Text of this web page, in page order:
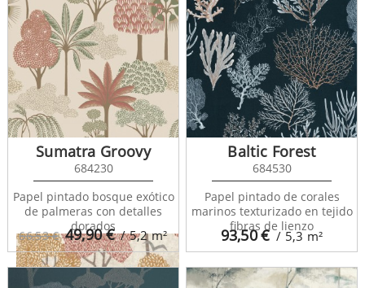
Central Park 682080
66,53 € 49,90€ / 5,2m²
Sumatra Groovy
684230
Papel pintado bosque exótico
de palmeras con detalles
dorados
93,50€ / 5,3 m²
Baltic Forest
684530
Papel pintado de corales
marinos texturizado en tejido
fibras de lienzo